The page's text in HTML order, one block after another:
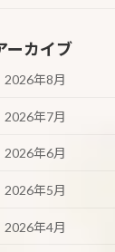
ーカイブ
2026年8月
2026年7月
2026年6月
2026年5月
2026年4月